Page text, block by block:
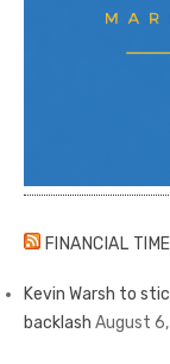
FINANCIAL
Kevin Warsh to
backlash August